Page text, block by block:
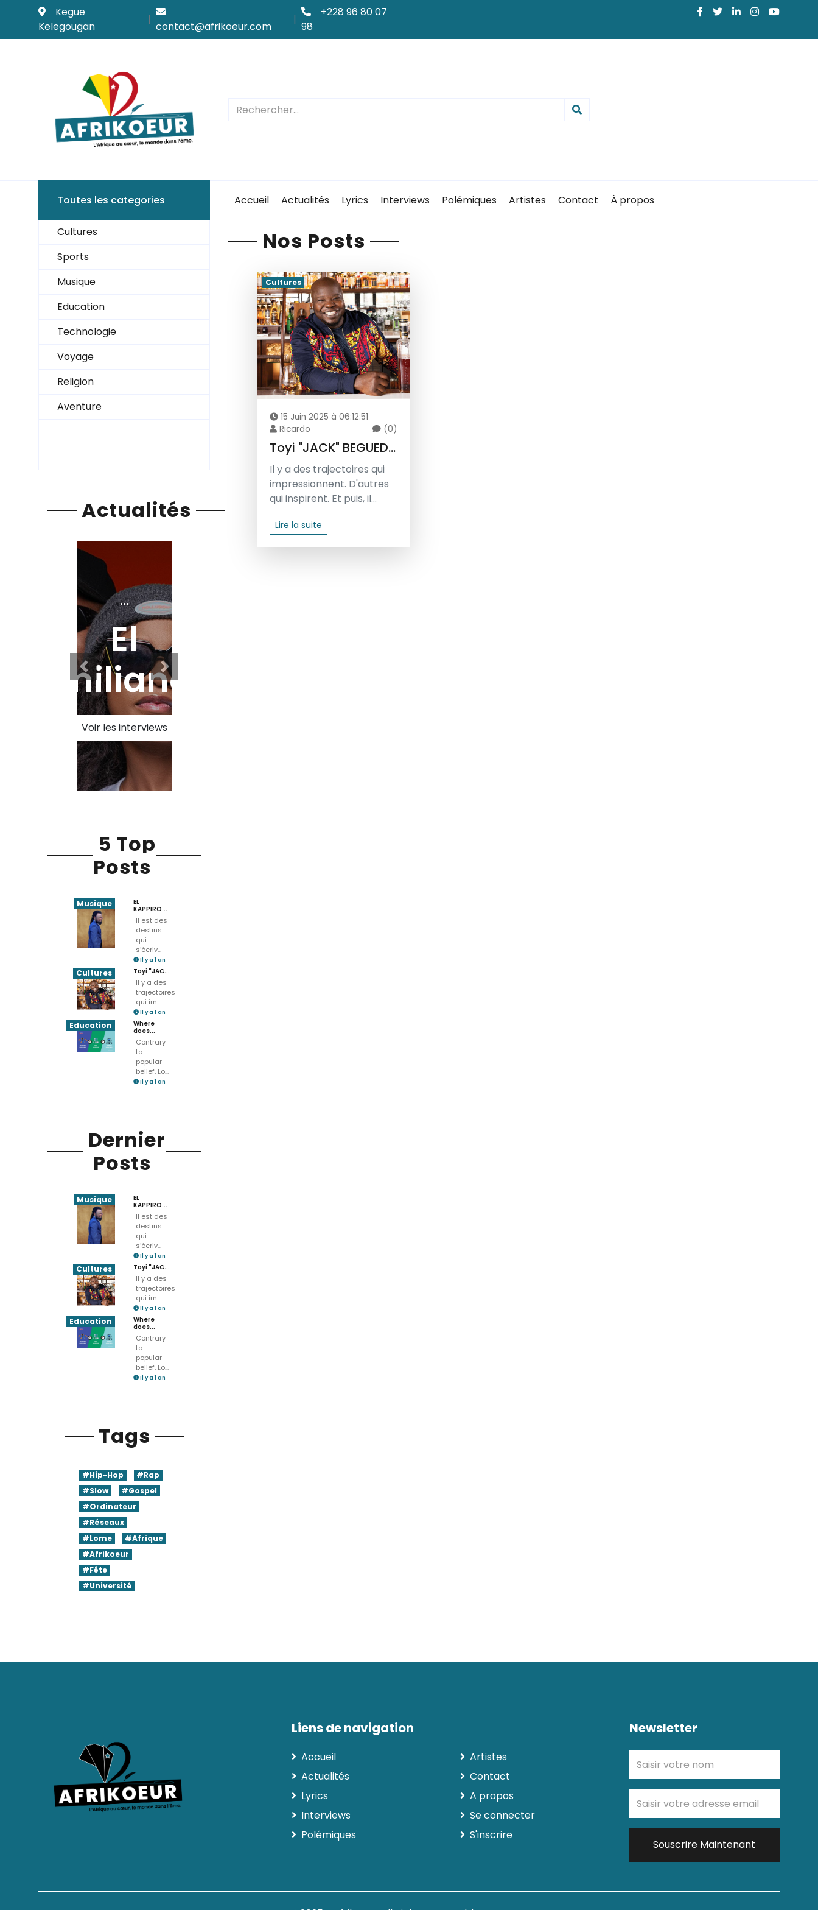
Kegue
Kelegougan
|
contact@afrikoeur.com
|
+228 96 80 07
98
Toutes les categories
Cultures
Sports
Musique
Education
Technologie
Voyage
Religion
Aventure
Actualités
...
El
miliano
Voir les interviews
5 Top
Posts
Musique
EL
KAPPIRO...
Il est des
destins
qui
s’écriv...
Il y a 1 an
Cultures Toyi "JAC...
Il y a des
trajectoires
qui im...
Il y a 1 an
Education
Where
does...
Contrary
to
popular
belief, Lo...
Il y a 1 an
Dernier
Posts
Musique
EL
KAPPIRO...
Il est des
destins
qui
s’écriv...
Il y a 1 an
Cultures Toyi "JAC...
Il y a des
trajectoires
qui im...
Il y a 1 an
Education
Where
does...
Contrary
to
popular
belief, Lo...
Il y a 1 an
Tags
#Hip-Hop
#Rap
#Slow
#Gospel
#Ordinateur
#Réseaux
#Lome
#Afrique
#Afrikoeur
#Fête
#Université
Accueil Actualités Lyrics Interviews Polémiques Artistes Contact À propos
Nos Posts
Cultures
15 Juin 2025 à 06:12:51
Ricardo
(0)
Toyi "JACK" BEGUED...
Il y a des trajectoires qui
impressionnent. D'autres
qui inspirent. Et puis, il...
Lire la suite
Liens de navigation
Accueil
Actualités
Lyrics
Interviews
Polémiques
Artistes
Contact
A propos
Se connecter
S'inscrire
Newsletter
Souscrire Maintenant